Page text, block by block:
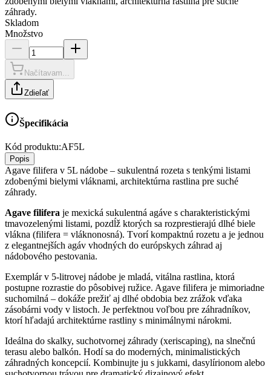
záhrady.
Skladom
Množstvo
Načítavam...
Zdieľať
Špecifikácia
Kód produktu:AF5L
Popis
Agave filifera v 5L nádobe – sukulentná rozeta s tenkými listami
zdobenými bielymi vláknami, architektúrna rastlina pre suché
záhrady.
Agave filifera je mexická sukulentná agáve s charakteristickými
tmavozelenými listami, pozdĺž ktorých sa rozprestierajú dlhé biele
vlákna (filifera = vláknonosná). Tvorí kompaktnú rozetu a je jednou
z elegantnejších agáv vhodných do európskych záhrad aj
nádobového pestovania.
Exemplár v 5-litrovej nádobe je mladá, vitálna rastlina, ktorá
postupne rozrastie do pôsobivej ružice. Agave filifera je mimoriadne
suchomilná – dokáže prežiť aj dlhé obdobia bez zrážok vďaka
zásobárni vody v listoch. Je perfektnou voľbou pre záhradníkov,
ktorí hľadajú architektúrne rastliny s minimálnymi nárokmi.
Ideálna do skalky, suchotvornej záhrady (xeriscaping), na slnečnú
terasu alebo balkón. Hodí sa do moderných, minimalistických
záhradných koncepcií. Kombinujte ju s jukkami, dasylírionom alebo